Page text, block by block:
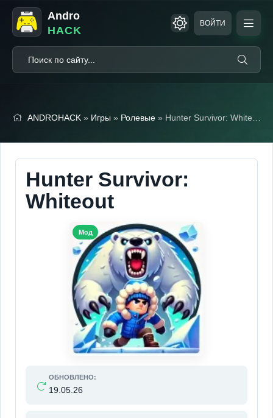
Andro
HACK
ВОЙТИ
ANDROHACK » Игры » Ролевые » Hunter Survivor: Whiteout (Мод Меню)
Hunter Survivor:
Whiteout
ОБНОВЛЕНО:
19.05.26
Мод